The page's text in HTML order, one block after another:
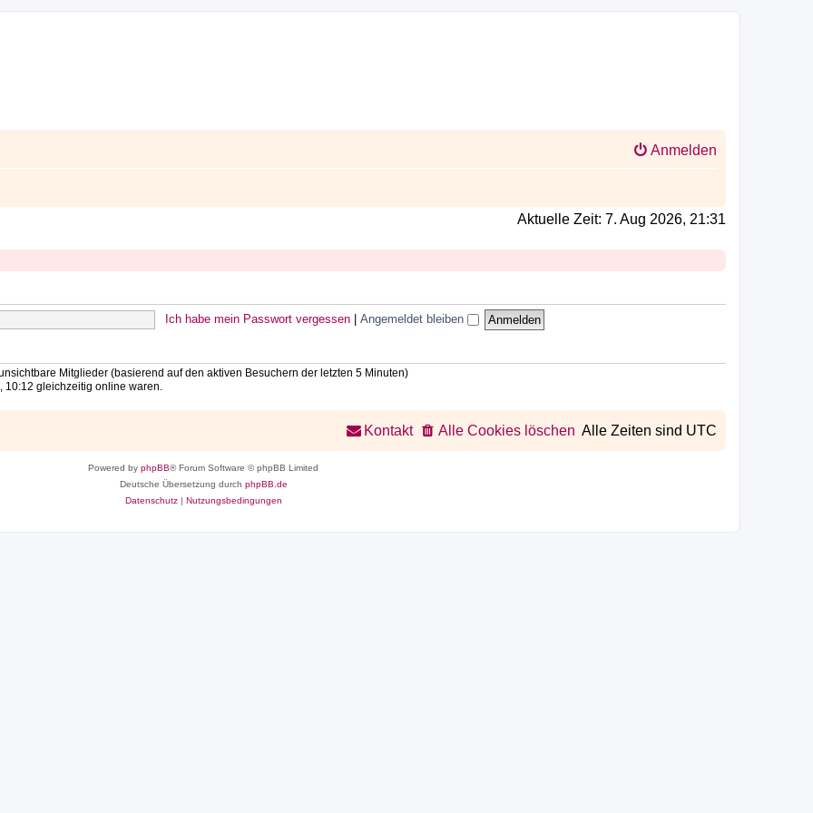
Anmelden
Aktuelle Zeit: 7. Aug 2026, 21:31
Ich habe mein Passwort vergessen Angemeldet bleiben
Mitglieder (basierend auf den aktiven Besuchern der letzten 5 Minuten)
10:12 gleichzeitig online waren.
Alle Zeiten sind UTC
Alle Cookies löschen
Kontakt
Powered by phpBB® Forum Software © phpBB Limited
Deutsche Übersetzung durch phpBB.de
Datenschutz| Nutzungsbedingungen